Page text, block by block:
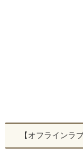
【オフラインラ